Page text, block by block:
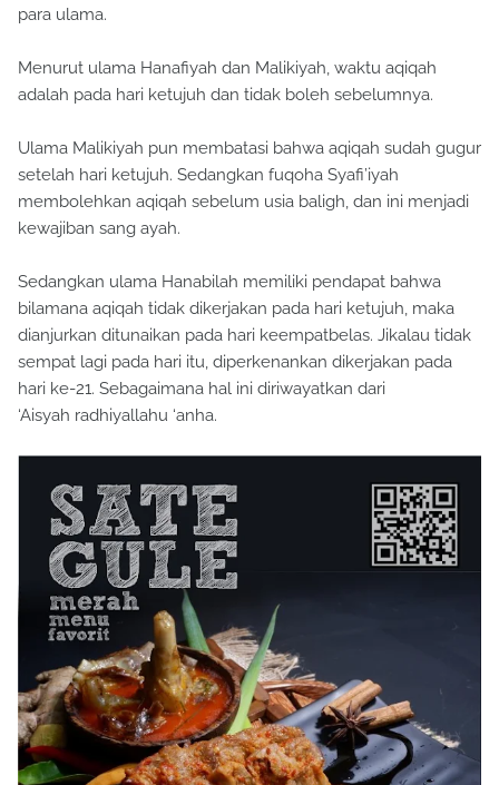
para ulama.
Menurut ulama Hanafiyah dan Malikiyah, waktu aqiqah
adalah pada hari ketujuh dan tidak boleh sebelumnya.
Ulama Malikiyah pun membatasi bahwa aqiqah sudah gugur
setelah hari ketujuh. Sedangkan fuqoha Syafi’iyah
membolehkan aqiqah sebelum usia baligh, dan ini menjadi
kewajiban sang ayah.
Sedangkan ulama Hanabilah memiliki pendapat bahwa
bilamana aqiqah tidak dikerjakan pada hari ketujuh, maka
dianjurkan ditunaikan pada hari keempatbelas. Jikalau tidak
sempat lagi pada hari itu, diperkenankan dikerjakan pada
hari ke-21. Sebagaimana hal ini diriwayatkan dari
‘Aisyah radhiyallahu ‘anha.